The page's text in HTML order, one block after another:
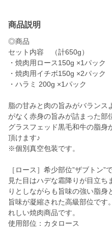
商品説明
◎商品
セット内容 （計650g）
・焼肉用ロース150g ×1パック
・焼肉用イチボ150g ×2パック
・ハラミ 200g ×1パック
脂の甘みと肉の旨みがバラン
がなく赤身の旨みが詰まった部
グラスフェッド黒毛和牛の脂身
頂けます♪
※個別真空包装です。
［ロース］希少部位”ザブトン”
見た目はハデな霜降りが目立
りとしながらも旨味の強い脂身
旨味が凝縮された高級部位です
れしい焼肉商品です。
使用部位：カタロース